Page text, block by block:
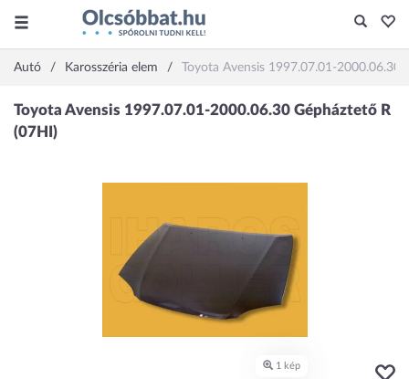
Autó Karosszéria elem Toyota Avensis 1997.07.01-2000.06.30